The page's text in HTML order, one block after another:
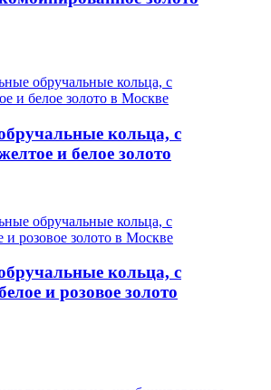
кольца, с
и белое золото
кольца, с
и розовое золото